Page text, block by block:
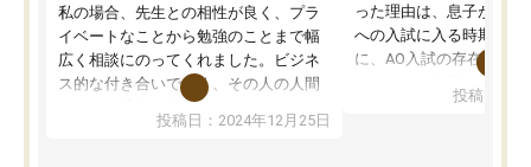
私の場合、先生との相性が良く、プラ
イベートなことから勉強のことまで幅
広く相談にのってくれました。ビジネ
ス的な付き合いでなく、その人の人間
性までを適切に把握し、むきあってい
るなぁと強く感じることできました。
投稿日：2024年12月25日
った理由は、息子が高校
への入試に入る時期に差
に、AO入試の存在を息
たことから、AOIに入塾
投稿日：